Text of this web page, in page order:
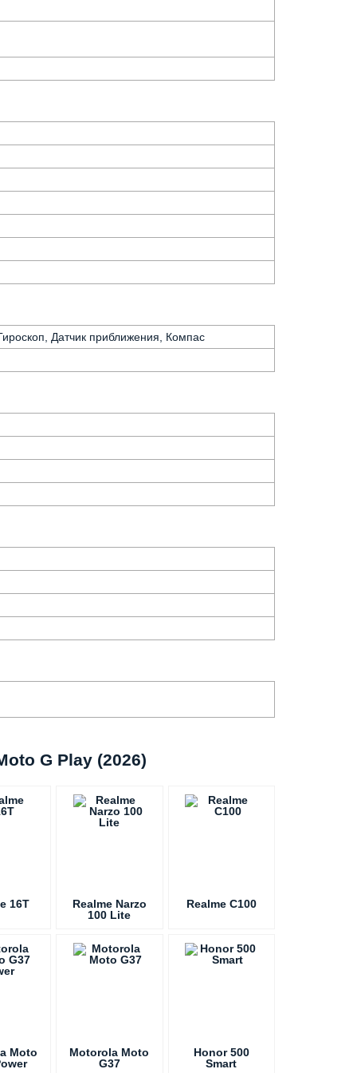
Датчик приближения, Компас
G Play (2026)
16T
Realme Narzo
100 Lite
Realme C100
Moto
Motorola Moto
G37
Honor 500
Smart